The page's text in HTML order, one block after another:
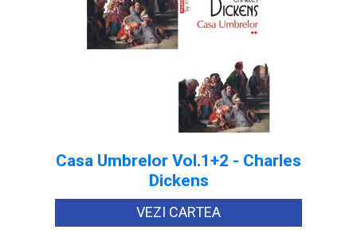
Casa Umbrelor Vol.1+2 - Charles
Dickens
VEZI CARTEA